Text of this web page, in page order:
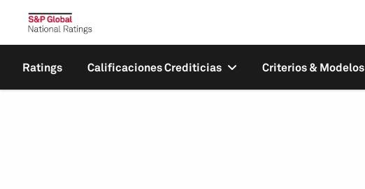
Ratings Calificaciones Crediticias Criterios & Modelos